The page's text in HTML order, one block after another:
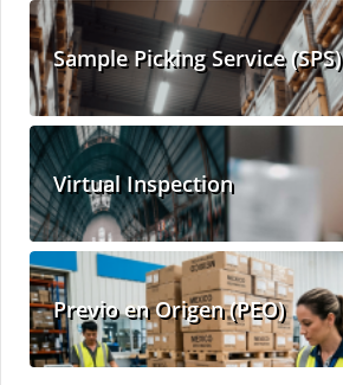
Sample Picking Service (SPS)
Virtual Inspection
Previo en Origen (PEO)